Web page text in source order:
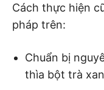
Cách thực hiện
pháp trên:
Chuẩn bị
thìa bột trà